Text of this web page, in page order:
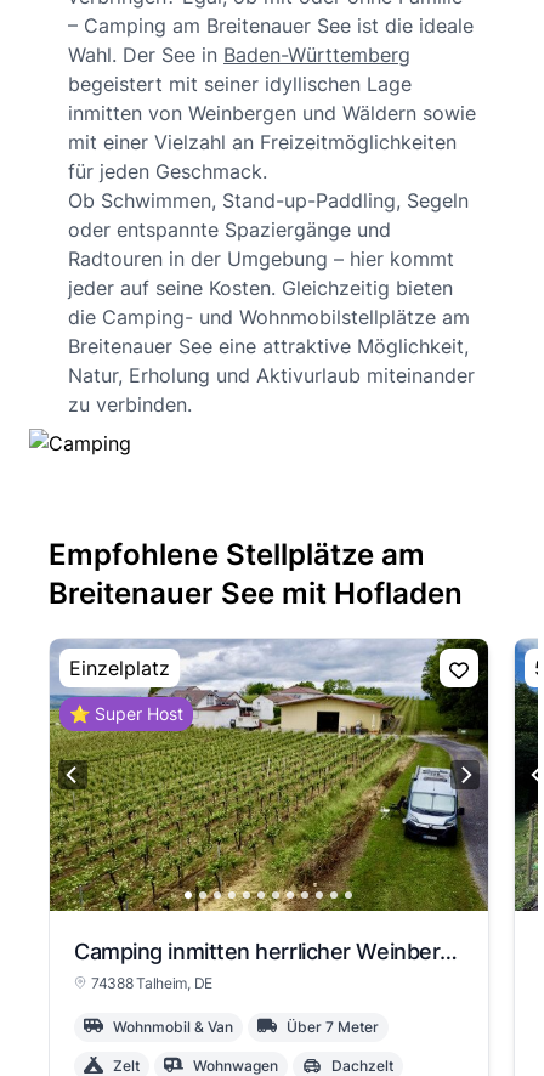
– Camping am Breitenauer See ist die ideale
Wahl. Der See in Baden-Württemberg
begeistert mit seiner idyllischen Lage
inmitten von Weinbergen und Wäldern sowie
mit einer Vielzahl an Freizeitmöglichkeiten
für jeden Geschmack.
Ob Schwimmen, Stand-up-Paddling, Segeln
oder entspannte Spaziergänge und
Radtouren in der Umgebung – hier kommt
jeder auf seine Kosten. Gleichzeitig bieten
die Camping- und Wohnmobilstellplätze am
Breitenauer See eine attraktive Möglichkeit,
Natur, Erholung und Aktivurlaub miteinander
zu verbinden.
Empfohlene Stellplätze am
Breitenauer See mit Hofladen
Einzelplatz
⭐ Super Host
Camping inmitten herrlicher Weinberge
74388 Talheim, DE
Wohnmobil & Van Über 7 Meter
Zelt Wohnwagen Dachzelt